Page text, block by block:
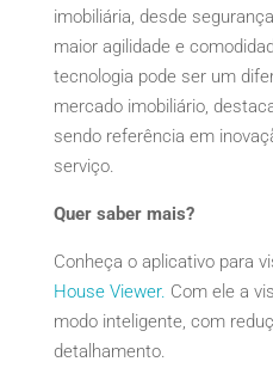
imobiliária, desde
maior agilidade e
tecnologia pode ser um
mercado imobiliário,
sendo referência em
serviço.
Quer saber mais?
Conheça o aplicativo para
House Viewer. Com ele a
modo inteligente, com
detalhamento.